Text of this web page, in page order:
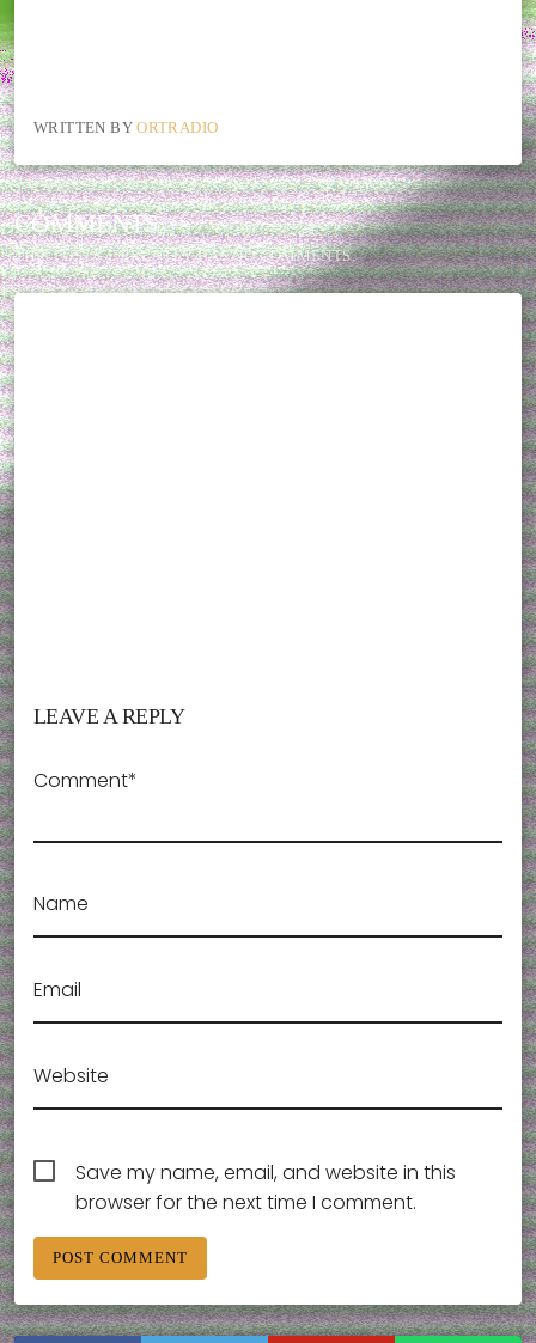
WRITTEN BYORTRADIO
COMMENTS
THIS POST CURRENTLY HAS NO COMMENTS.
LEAVE A REPLY
Comment*
Name
Email
Website
Save my name, email, and website in this
browser for the next time I comment.